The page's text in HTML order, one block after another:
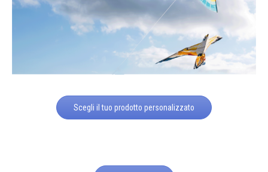
Scegli il tuo prodotto personalizzato